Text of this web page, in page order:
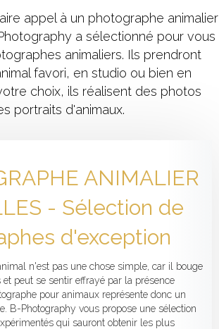
appel à un photographe animalier
a sélectionné pour vous
animaliers. Ils prendront
favori, en studio ou bien en
choix, ils réalisent des photos
portraits d'animaux.
ANIMALIER
- Sélection de
d'exception
n'est pas une chose simple, car il bouge
peut se sentir effrayé par la présence
pour animaux représente donc un
B-Photography vous propose une sélection
qui sauront obtenir les plus